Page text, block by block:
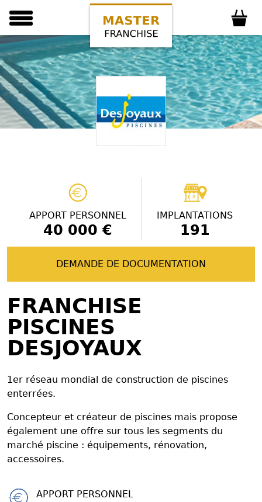
APPORT PERSONNEL
40 000 €
IMPLANTATIONS
191
DEMANDE DE DOCUMENTATION
FRANCHISE
PISCINES
DESJOYAUX
1er réseau mondial de construction de piscines
enterrées.
Concepteur et créateur de piscines mais propose
également une offre sur tous les segments du
marché piscine : équipements, rénovation,
accessoires.
APPORT PERSONNEL